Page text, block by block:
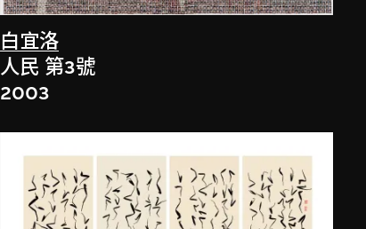
白宜洛
人民 第3號
2003